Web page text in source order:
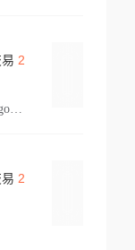
2
personal effect,used household goods
2